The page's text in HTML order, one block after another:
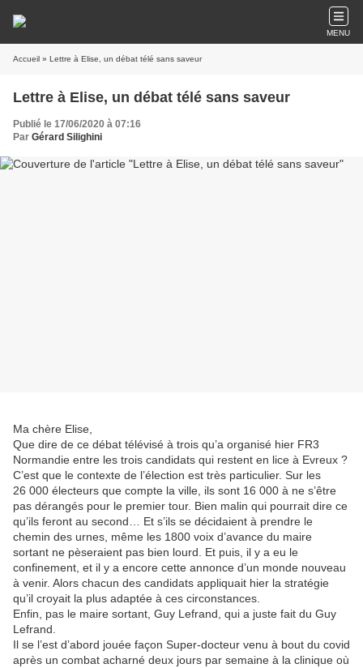
MENU
Accueil » Lettre à Elise, un débat télé sans saveur
Lettre à Elise, un débat télé sans saveur
Publié le 17/06/2020 à 07:16
Par Gérard Silighini
Ma chère Elise,
Que dire de ce débat télévisé à trois qu’a organisé hier FR3
Normandie entre les trois candidats qui restent en lice à Evreux ?
C’est que le contexte de l’élection est très particulier. Sur les
26 000 électeurs que compte la ville, ils sont 16 000 à ne s’être
pas dérangés pour le premier tour. Bien malin qui pourrait dire ce
qu’ils feront au second… Et s’ils se décidaient à prendre le
chemin des urnes, même les 1800 voix d’avance du maire
sortant ne pèseraient pas bien lourd. Et puis, il y a eu le
confinement, et il y a encore cette annonce d’un monde nouveau
à venir. Alors chacun des candidats appliquait hier la stratégie
qu’il croyait la plus adaptée à ces circonstances.
Enfin, pas le maire sortant, Guy Lefrand, qui a juste fait du Guy
Lefrand.
Il se l’est d’abord jouée façon Super-docteur venu à bout du covid
après un combat acharné deux jours par semaine à la clinique où